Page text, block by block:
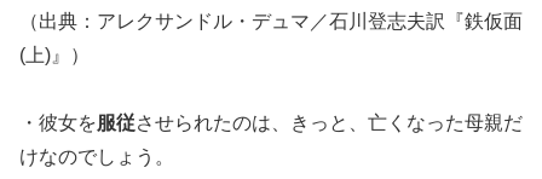
（出典：アレクサンドル・デュマ／石川登志夫訳『鉄仮面
(上)』）
・彼女を服従させられたのは、きっと、亡くなった母親だ
けなのでしょう。